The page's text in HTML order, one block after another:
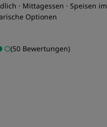
· Mittagessen · Speisen im
Optionen
(50 Bewertungen)